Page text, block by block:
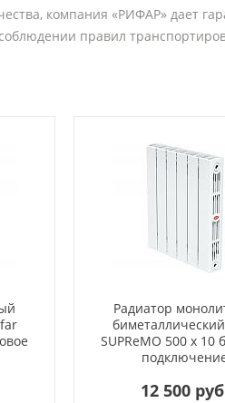
компания «РИФАР» дает
правил
Радиатор
SUPReMO 500 x 10
12 500